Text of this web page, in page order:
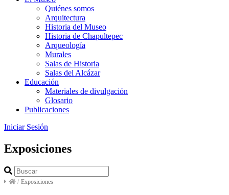
Quiénes somos
Arquitectura
Historia del Museo
Historia de Chapultepec
Arqueología
Murales
Salas de Historia
Salas del Alcázar
Educación
Materiales de divulgación
Glosario
Publicaciones
Iniciar Sesión
Exposiciones
/ Exposiciones